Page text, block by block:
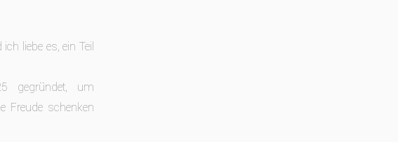
liebe es, ein Teil
gegründet, um
Freude schenken